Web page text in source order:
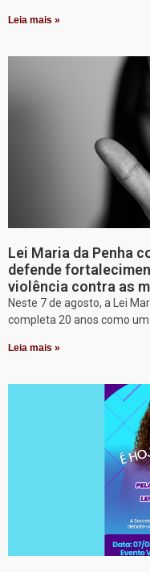
Leia mais »
Lei Maria da Penha
defende
violência contra as
Neste 7 de agosto, a Lei
completa 20 anos como
Leia mais »